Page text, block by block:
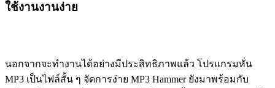
ใช้งานงานง่าย
นอกจากจะทำงานได้อย่างมีประสิทธิภาพแล้ว โปรแกรมหั่น
MP3 เป็นไฟล์สั้น ๆ จัดการง่าย MP3 Hammer ยังมาพร้อมกับ